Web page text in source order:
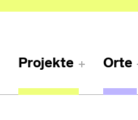
Projekte Orte